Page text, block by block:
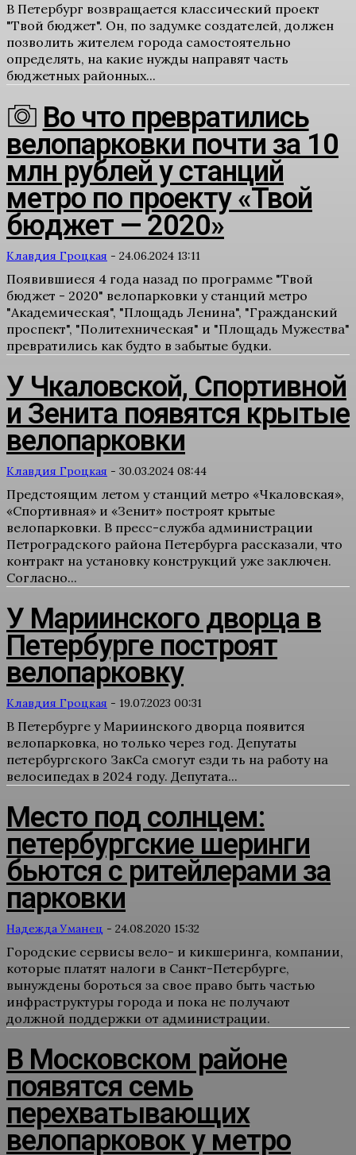
В Петербург возвращается классический проект
"Твой бюджет". Он, по задумке создателей, должен
позволить жителем города самостоятельно
определять, на какие нужды направят часть
бюджетных районных...
Во что превратились
велопарковки почти за 10
млн рублей у станций
метро по проекту «Твой
бюджет — 2020»
Клавдия Гроцкая - 24.06.2024 13:11
Появившиеся 4 года назад по программе "Твой
бюджет - 2020" велопарковки у станций метро
"Академическая", "Площадь Ленина", "Гражданский
проспект", "Политехническая" и "Площадь Мужества"
превратились как будто в забытые будки.
У Чкаловской, Спортивной
и Зенита появятся крытые
велопарковки
Клавдия Гроцкая - 30.03.2024 08:44
Предстоящим летом у станций метро «Чкаловская»,
«Спортивная» и «Зенит» построят крытые
велопарковки. В пресс-служба администрации
Петроградского района Петербурга рассказали, что
контракт на установку конструкций уже заключен.
Согласно...
У Мариинского дворца в
Петербурге построят
велопарковку
Клавдия Гроцкая - 19.07.2023 00:31
В Петербурге у Мариинского дворца появится
велопарковка, но только через год. Депутаты
петербургского ЗакСа смогут езди ть на работу на
велосипедах в 2024 году. Депутата...
Место под солнцем:
петербургские шеринги
бьются с ритейлерами за
парковки
Надежда Уманец - 24.08.2020 15:32
Городские сервисы вело- и кикшеринга, компании,
которые платят налоги в Санкт-Петербурге,
вынуждены бороться за свое право быть частью
инфраструктуры города и пока не получают
должной поддержки от администрации.
В Московском районе
появятся семь
перехватывающих
велопарковок у метро